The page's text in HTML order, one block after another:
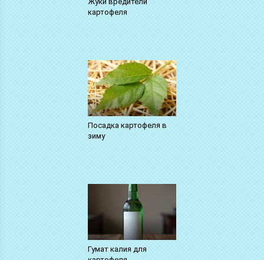
картофеля
Посадка картофеля в
зиму
Гумат калия для